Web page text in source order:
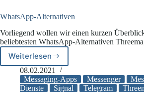
WhatsApp-Alternativen
Vorliegend wollen wir einen kurzen
beliebtesten WhatsApp-Alternativen
WeiterlesenWhatsApp-
Alternativen
08.02.2021
Messaging-Apps
Messenger
Dienste
Signal Telegram